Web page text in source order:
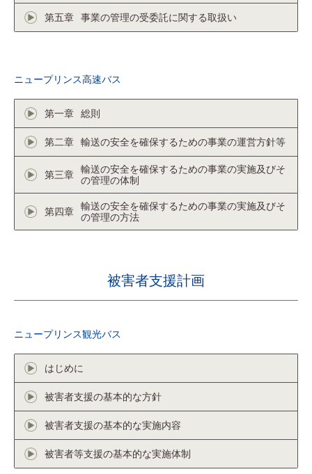
第五章 事業の管理の受委託に関する取扱い
ニュープリンス高速バス
第一章 総則
第二章 輸送の安全を確保するための事業の運営方針等
第三章
輸送の安全を確保するための事業の実施及びそ
の管理の体制
第四章
輸送の安全を確保するための事業の実施及びそ
の管理の方法
被害者支援計画
ニュープリンス観光バス
はじめに
被害者支援の基本的な方針
被害者支援の基本的な実施内容
被害者等支援の基本的な実施体制